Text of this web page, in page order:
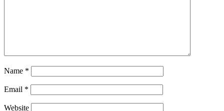
Name *
Email *
Website